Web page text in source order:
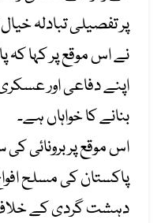
پر تفصیلی تبادلہ
نے اس موقع پر کہا کہ
اپنے دفاعی اور
بنانے کا خواہاں ہے۔
اس موقع پر برونائی
پاکستان کی مسلح
دہشت گردی کے خلاف